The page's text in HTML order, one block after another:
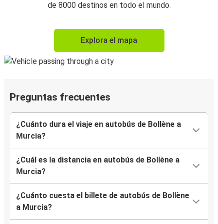
de 8000 destinos en todo el mundo.
Explora el mapa
Preguntas frecuentes
¿Cuánto dura el viaje en autobús de Bollène a
Murcia?
¿Cuál es la distancia en autobús de Bollène a
Murcia?
¿Cuánto cuesta el billete de autobús de Bollène
a Murcia?